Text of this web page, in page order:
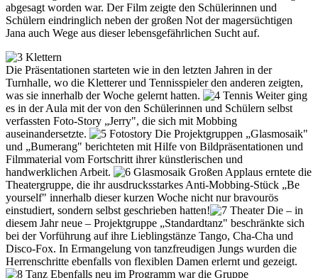
abgesagt worden war. Der Film zeigte den Schülerinnen und
Schülern eindringlich neben der großen Not der magersüchtigen
Jana auch Wege aus dieser lebensgefährlichen Sucht auf.
Die Präsentationen starteten wie in den letzten Jahren in der
Turnhalle, wo die Kletterer und Tennisspieler den anderen zeigten,
was sie innerhalb der Woche gelernt hatten.
Weiter ging
es in der Aula mit der von den Schülerinnen und Schülern selbst
verfassten Foto-Story „Jerry", die sich mit Mobbing
auseinandersetzte.
Die Projektgruppen „Glasmosaik"
und „Bumerang" berichteten mit Hilfe von Bildpräsentationen und
Filmmaterial vom Fortschritt ihrer künstlerischen und
handwerklichen Arbeit.
Großen Applaus erntete die
Theatergruppe, die ihr ausdrucksstarkes Anti-Mobbing-Stück „Be
yourself" innerhalb dieser kurzen Woche nicht nur bravourös
einstudiert, sondern selbst geschrieben hatten!
Die – in
diesem Jahr neue – Projektgruppe „Standardtanz" beschränkte sich
bei der Vorführung auf ihre Lieblingstänze Tango, Cha-Cha und
Disco-Fox. In Ermangelung von tanzfreudigen Jungs wurden die
Herrenschritte ebenfalls von flexiblen Damen erlernt und gezeigt.
Ebenfalls neu im Programm war die Gruppe